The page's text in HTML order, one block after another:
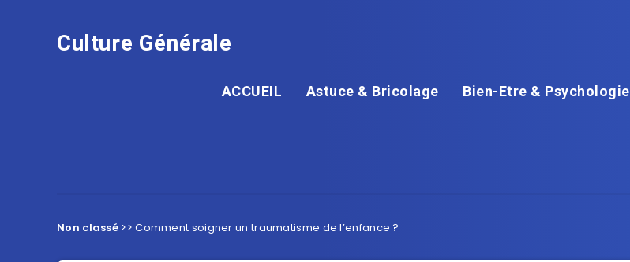
Culture Générale
ACCUEIL Astuce & Bricolage Bien-Etre & Psychologie
Non classé >>Comment soigner un traumatisme de l’enfance ?